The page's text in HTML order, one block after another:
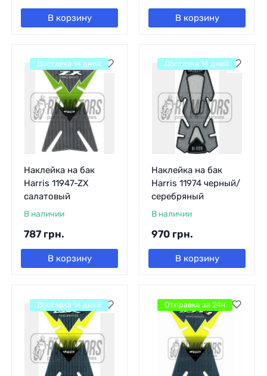
В корзину В корзину
Наклейка на бак
Harris 11947-ZX
салатовый
В наличии
787 грн.
В корзину
Доставка 14 дней
Наклейка на бак
Harris 11974 черный/
серебряный
В наличии
970 грн.
В корзину
Доставка 14 дней
Доставка 14 дней Отправка за 24ч